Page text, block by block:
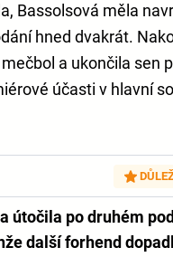
Bassolsová měla
hned dvakrát.
a ukončila sen
účasti v hlavní
útočila po druhém
další forhend